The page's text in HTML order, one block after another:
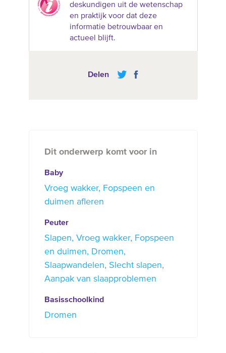
deskundigen uit de wetenschap
en praktijk voor dat deze
informatie betrouwbaar en
actueel blijft.
Delen
Dit onderwerp komt voor in
Baby
Vroeg wakker
Fopspeen en
duimen afleren
Peuter
Slapen Vroeg wakker
Fopspeen
en duimen
Dromen
Slaapwandelen
Slecht slapen
Aanpak van slaapproblemen
Basisschoolkind
Dromen